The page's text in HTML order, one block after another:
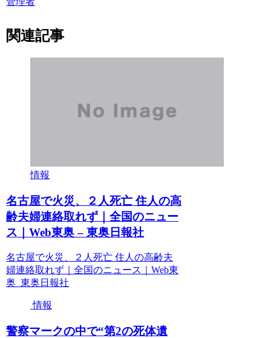
関連記事
情報
名古屋で火災、２人死亡 住人の高
齢夫婦連絡取れず｜全国のニュー
ス｜Web東奥 – 東奥日報社
名古屋で火災、２人死亡 住人の高齢夫
婦連絡取れず｜全国のニュース｜Web東
奥 東奥日報社
情報
警察マークの中で“第2の死体遺